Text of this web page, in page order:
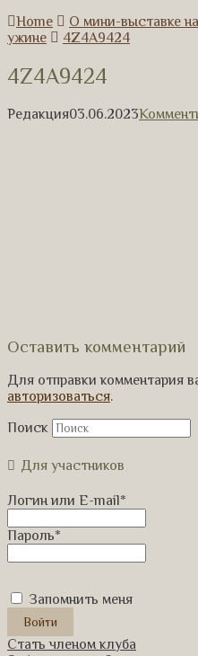
Home
О мини-выставке
ужине
4Z4A9424
4Z4A9424
Редакция03.06.2023
Оставить комментарий
Для отправки комментария
авторизоваться.
Поиск
Для участников
Логин или E-mail*
Пароль*
Запомнить меня
Стать членом клуба